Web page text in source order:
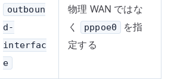
outboun
d-
interfac
e
物理 WAN ではな
く
pppoe0
を指
定する